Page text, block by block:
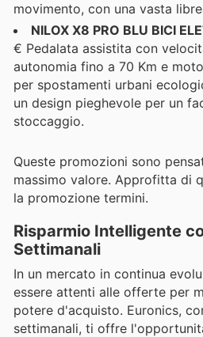
movimento, con una vasta
NILOX X8 PRO BLU BICI
€ Pedalata assistita con
autonomia fino a 70 Km e
per spostamenti urbani
un design pieghevole per un
stoccaggio.
Queste promozioni sono
massimo valore. Approfitta di
la promozione termini.
Risparmio Intelligente
Settimanali
In un mercato in continua
essere attenti alle offerte per
potere d'acquisto. Euronics,
settimanali, ti offre